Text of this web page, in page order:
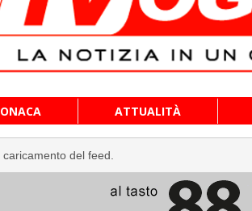
ATTUALITÀ
del feed.